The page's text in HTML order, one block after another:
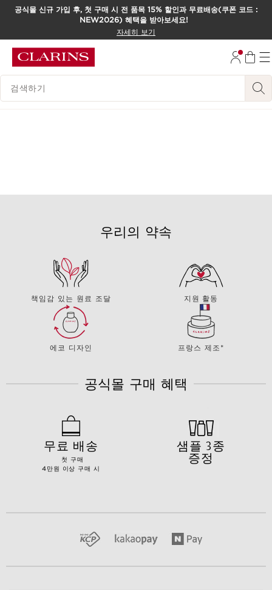
컨텐츠로 이동하기
공식몰 신규 가입 후, 첫 구매 시 전 품목 15% 할인과 무료배송(쿠폰 코드 :
NEW2026) 혜택을 받아보세요!
자세히 보기
범례 검색하기
우리의 약속
책임감 있는 원료 조달 지원 활동
에코 디자인 프랑스 제조*
공식몰 구매 혜택
무료 배송
첫 구매
4만원 이상 구매 시
샘플 3종
증정